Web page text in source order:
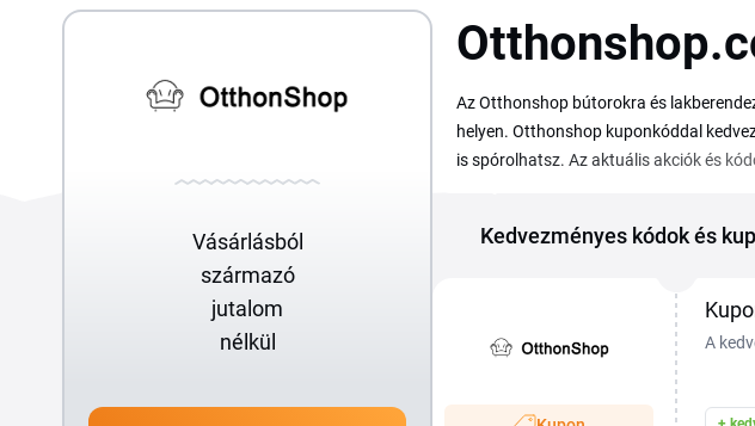
Vásárlásból
származó
jutalom
nélkül
Az Otthonshop bútorokra és
helyen. Otthonshop kuponkóddal
is spórolhatsz. Az aktuális akciók és
Kedvezményes kódok és
A